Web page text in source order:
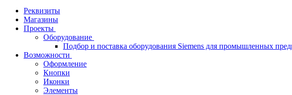
Реквизиты
Магазины
Проекты
Оборудование
Подбор и поставка оборудования Siemens для промышленных
Возможности
Оформление
Кнопки
Иконки
Элементы